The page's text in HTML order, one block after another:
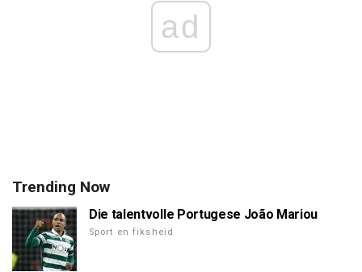
ad
Trending Now
Die talentvolle Portugese João Mariou
Sport en fiksheid